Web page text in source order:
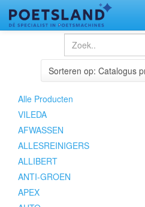
Sorteren op: Catalogus
Alle Producten
VILEDA
AFWASSEN
ALLESREINIGERS
ALLIBERT
ANTI-GROEN
APEX